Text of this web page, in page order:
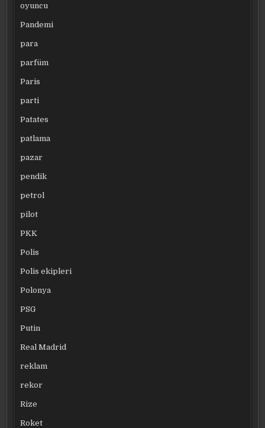
oyuncu
Pandemi
para
parfüm
Paris
parti
Patates
patlama
pazar
pendik
petrol
pilot
PKK
Polis
Polis ekipleri
Polonya
PSG
Putin
Real Madrid
reklam
rekor
Rize
Roket